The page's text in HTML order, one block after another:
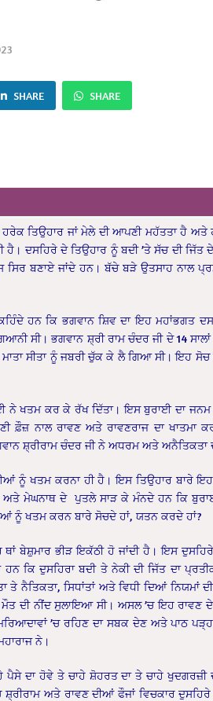
SHARE SHARE
ਹਰੇਕ ਤਿਉਹਾਰ ਜਾਂ ਮੇਲੇ ਦੀ ਆਪਣੀ ਮਹੱਤਤਾ ਹੈ
ਦਸਹਿਰੇ ਦੇ ਤਿਉਹਾਰ ਨੂੰ ਬਦੀ ’ਤੇ ਸੱਚ ਦੀ
ਸਿਰ ਬਣਾਏ ਜਾਂਦੇ ਹਨ। ਬੱਚੇ ਬੜੇ ਉਤਸਾਹ ਨਾਲ
ਹਨ ਕਿ ਭਗਵਾਨ ਸ਼ਿਵ ਦਾ ਇਹ ਮਹਾਂਭਗਤ
ਸੀ। ਭਗਵਾਨ ਸ਼੍ਰੀ ਰਾਮ ਚੰਦਰ ਜੀ ਦੇ 14
ਸੀਤਾ ਨੂੰ ਜਬਰੀ ਚੁੱਕ ਕੇ ਲੈ ਗਿਆ ਸੀ। ਇਹ
ਖਤਮ ਕਰ ਕੇ ਰੱਖ ਦਿੱਤਾ। ਇਸ ਬੁਰਾਈ ਦਾ ਜਨਮ
ਫ਼ੌਜ਼ ਨਾਲ ਰਾਵਣ ਅਤੇ ਰਾਵਣਰਾਜ ਦਾ ਖਾਤਮਾ
ਸ਼੍ਰੀਰਾਮ ਚੰਦਰ ਜੀ ਨੇ ਅਧਰਮ ਅਤੇ ਅਨੈਤਿਕਤਾ
ਨੂੰ ਖਤਮ ਕਰਨਾ ਹੀ ਹੈ। ਇਸ ਤਿਉਹਾਰ ਬਾਰੇ ਇਹ
ਮੇਘਨਾਥ ਦੇ ਪੁਤਲੇ ਸਾੜ ਕੇ ਮੰਨਦੇ ਹਨ ਕਿ
ਨੂੰ ਖਤਮ ਕਰਨ ਬਾਰੇ ਸੋਚਦੇ ਹਾਂ, ਯਤਨ ਕਰਦੇ ਹਾਂ?
ਥਾਂ ਬੇਸ਼ੁਮਾਰ ਭੀੜ ਇਕੱਠੀ ਹੋ ਜਾਂਦੀ ਹੈ। ਇਸ
ਕਿ ਦੁਸਹਿਰਾ ਬਦੀ ਤੇ ਨੇਕੀ ਦੀ ਜਿੱਤ ਦਾ
ਨੈਤਿਕਤਾ, ਸਿਧਾਂਤਾਂ ਅਤੇ ਵਿਧੀ ਦਿਆਂ ਨਿਯਮਾਂ
ਮੌਤ ਦੀ ਨੀਂਦ ਸੁਲਾਇਆ ਸੀ। ਅਸਲ ’ਚ ਇਹ ਰਾਵਣ
’ਚ ਰਹਿਣ ਦਾ ਸਬਕ ਦੇਣ ਅਤੇ ਪਾਠ
ਨੇ।
ਪੈਸੇ ਦਾ ਹੋਵੇ ਤੇ ਚਾਹੇ ਸ਼ੋਹਰਤ ਦਾ ਤੇ ਚਾਹੇ
ਅਤੇ ਰਾਵਣ ਦੀਆਂ ਫੌਜਾਂ ਵਿਚਕਾਰ ਦੁਸਹਿਰੇ